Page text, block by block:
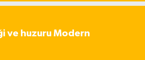
ve huzuru Modern